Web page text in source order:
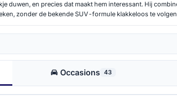
duwen, en precies dat maakt hem interessant. Hij
zonder de bekende SUV-formule klakkeloos te
verwacht, zeker als je kijkt naar uitvoering, looptijd en
kunt beoordelen welke aanbieding jou overtuigt.
Occasions 43